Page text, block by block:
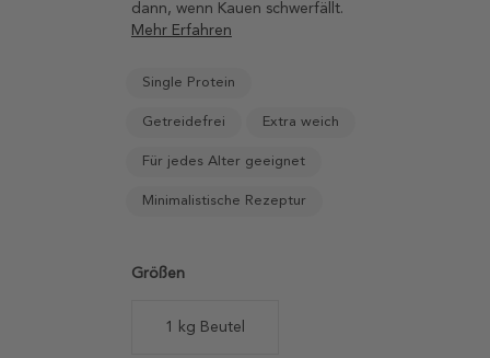
dann, wenn Kauen schwerfällt.
Mehr Erfahren
Single Protein
Getreidefrei Extra weich
Für jedes Alter geeignet
Minimalistische Rezeptur
Größen
1 kg Beutel